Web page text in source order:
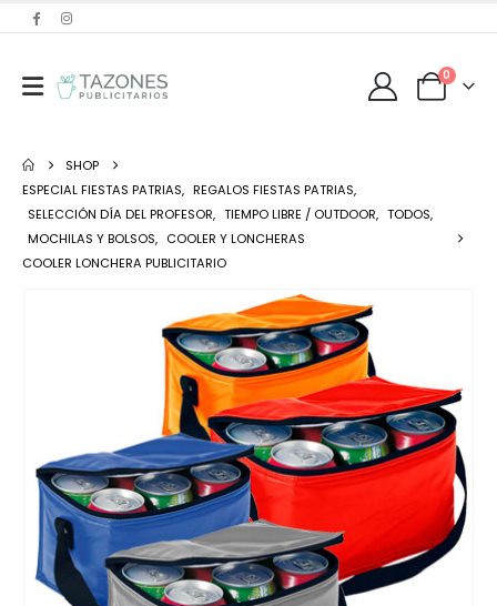
0
SHOP
ESPECIAL FIESTAS PATRIAS, REGALOS FIESTAS PATRIAS,
SELECCIÓN DÍA DEL PROFESOR, TIEMPO LIBRE / OUTDOOR, TODOS,
MOCHILAS Y BOLSOS, COOLER Y LONCHERAS
COOLER LONCHERA PUBLICITARIO